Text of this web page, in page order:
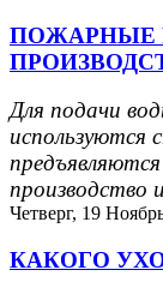
ПОЖАРНЫЕ
Для подачи
используются
производство
Четверг, 19
КАКОГО